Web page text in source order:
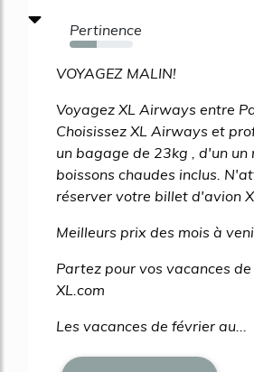
Pertinence
43%
VOYAGEZ MALIN!
Voyagez XL Airways entre
Choisissez XL Airways et
un bagage de 23kg , d'un un
boissons chaudes inclus.
réserver votre billet d'avion
Meilleurs prix des mois à
Partez pour vos vacances
XL.com
Les vacances de février au...